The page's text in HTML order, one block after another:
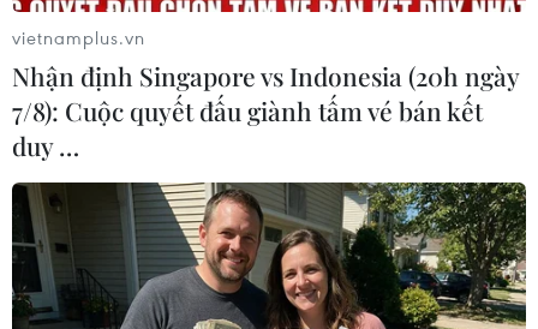
“Gắn kết và Chủ động thích ứng” mà Việt Nam
lựa chọn./.
(TTXVN/Vietnam+)
vietnamplus.vn
Nhận định Singapore vs Indonesia (20h ngày
7/8): Cuộc quyết đấu giành tấm vé bán kết
duy …